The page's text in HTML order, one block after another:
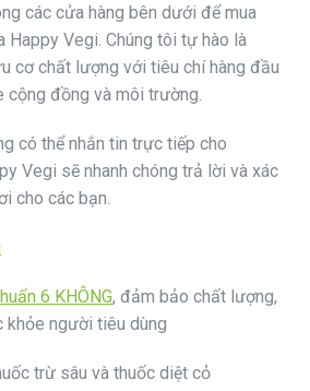
các cửa hàng bên dưới để mua
Happy Vegi. Chúng tôi tự hào là
cơ chất lượng với tiêu chí hàng đầu
đồng và môi trường.
có thể nhắn tin trực tiếp cho
Vegi sẽ nhanh chóng trả lời và xác
cho các bạn.
6 KHÔNG, đảm bảo chất lượng,
người tiêu dùng
trừ sâu và thuốc diệt cỏ